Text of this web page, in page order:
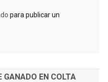
para publicar un
GANADO EN COLTA